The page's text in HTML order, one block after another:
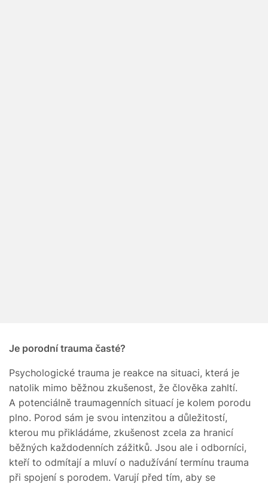
Je porodní trauma časté?
Psychologické trauma je reakce na situaci, která je
natolik mimo běžnou zkušenost, že člověka zahltí.
A potenciálně traumagenních situací je kolem porodu
plno. Porod sám je svou intenzitou a důležitostí,
kterou mu přikládáme, zkušenost zcela za hranicí
běžných každodenních zážitků. Jsou ale i odborníci,
kteří to odmítají a mluví o nadužívání termínu trauma
při spojení s porodem. Varují před tím, aby se